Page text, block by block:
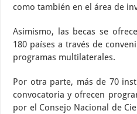
como también en el área de
Asimismo, las becas se
180 países a través de
programas multilaterales.
Por otra parte, más de 70
convocatoria y ofrecen
por el Consejo Nacional de